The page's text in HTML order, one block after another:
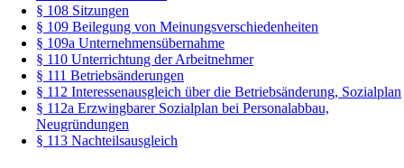
§ 108 Sitzungen
§ 109 Beilegung von Meinungsverschiedenheiten
§ 109a Unternehmensübernahme
§ 110 Unterrichtung der Arbeitnehmer
§ 111 Betriebsänderungen
§ 112 Interessenausgleich über die Betriebsänderung, Sozialplan
§ 112a Erzwingbarer Sozialplan bei Personalabbau,
Neugründungen
§ 113 Nachteilsausgleich